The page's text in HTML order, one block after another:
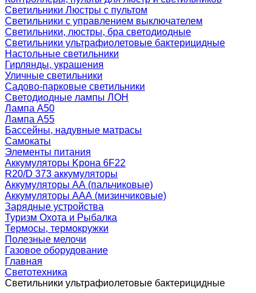
Светильники Люстры с пультом
Светильники с управлением выключателем
Светильники, люстры, бра светодиодные
Светильники ультрафиолетовые бактерицидные
Настольные светильники
Гирлянды, украшения
Уличные светильники
Садово-парковые светильники
Светодиодные лампы ЛОН
Лампа A50
Лампа A55
Бассейны, надувные матрасы
Самокаты
Элементы питания
Аккумуляторы Kрона 6F22
R20/D 373 аккумуляторы
Аккумуляторы AA (пальчиковые)
Аккумуляторы AAA (мизинчиковые)
Зарядные устройства
Туризм Охота и Рыбалка
Термосы, термокружки
Полезные мелочи
Газовое оборудование
Главная
Светотехника
Светильники ультрафиолетовые бактерицидные